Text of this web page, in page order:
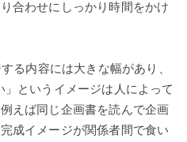
合わせにしっかり時間をかけ
る内容には大きな幅があり、
」というイメージは人によって
えば同じ企画書を読んで企画
成イメージが関係者間で食い